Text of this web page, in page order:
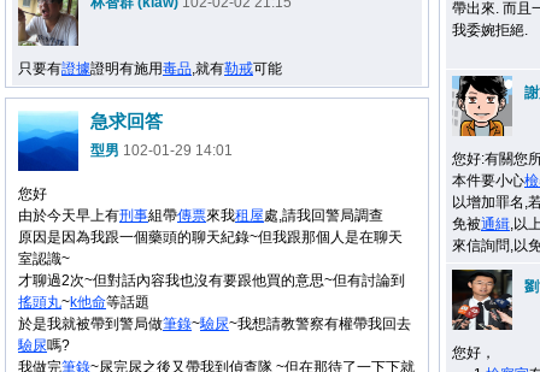
帶出來. 而且
我委婉拒絕.
您好:有關您
本件要小心
以增加罪名,
免被通緝,以
來信詢問,以
您好，
只要有證據證明有施用毒品,就有勒戒可能
急求回答
型男 102-01-29 14:01
您好
由於今天早上有刑事組帶傳票來我租屋處,請我回警局調查
原因是因為我跟一個藥頭的聊天紀錄~但我跟那個人是在聊天
室認識~
才聊過2次~但對話內容我也沒有要跟他買的意思~但有討論到
搖頭丸~k他命等話題
於是我就被帶到警局做筆錄~驗尿~我想請教警察有權帶我回去
驗尿嗎?
我做完筆錄~尿完尿之後又帶我到偵查隊 ~但在那待了一下下就